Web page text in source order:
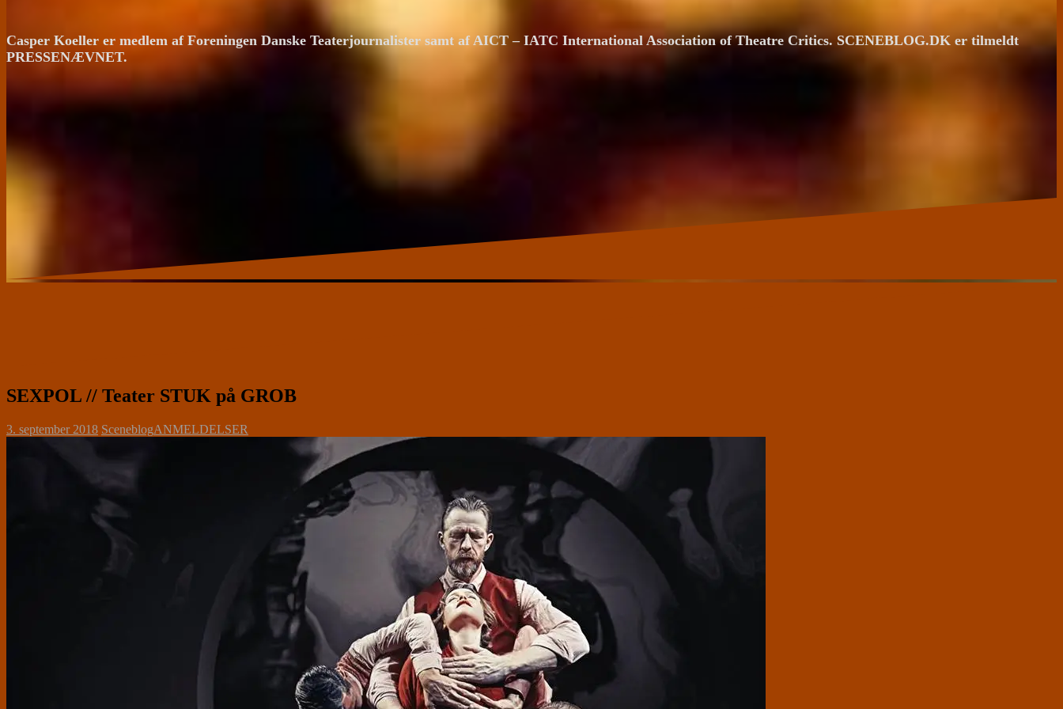
Casper Koeller er medlem af Foreningen Danske Teaterjournalister samt af AICT – IATC International Association of Theatre Critics. SCENEBLOG.DK er tilmeldt
PRESSENÆVNET.
SEXPOL // Teater STUK på GROB
3. september 2018 SceneblogANMELDELSER